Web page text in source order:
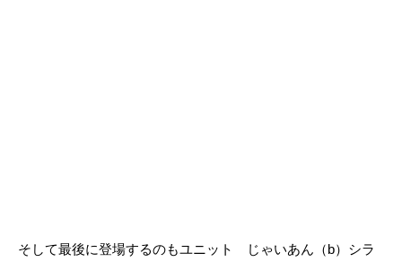
そして最後に登場するのもユニット じゃいあん（b）シラ